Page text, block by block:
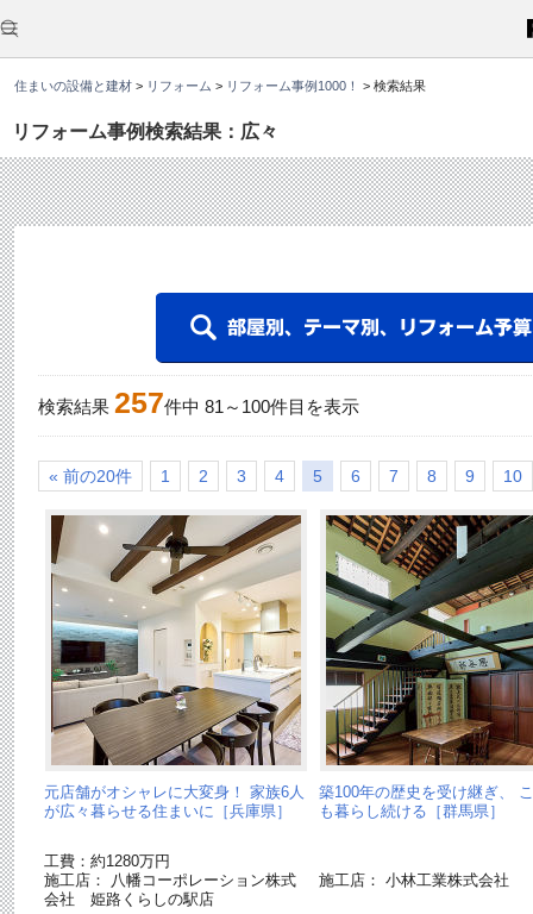
住まいの設備と建材 > リフォーム > リフォーム事例1000！ > 検索結果
リフォーム事例検索結果：広々
こ
か
ら
文
す
検索結果 257件中 81 ～ 100件目を表示
« 前の20件 1 2 3 4 5 6 7 8 9 10
元店舗がオシャレに大変身！ 家族6人
が広々暮らせる住まいに［兵庫県］
工費：約1280万円
施工店： 八幡コーポレーション株式
会社 姫路くらしの駅店
築100年の歴史を受け継ぎ、
も暮らし続ける［群馬県］
施工店： 小林工業株式会社